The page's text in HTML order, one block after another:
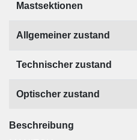
Mastsektionen
Allgemeiner zustand
Technischer zustand
Optischer zustand
Beschreibung